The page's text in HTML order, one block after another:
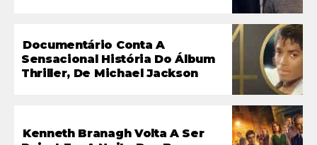
Documentário Conta A
Sensacional História Do Álbum
Thriller, De Michael Jackson
Kenneth Branagh Volta A Ser